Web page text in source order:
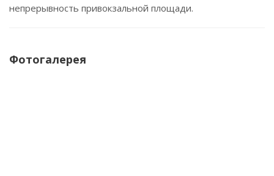
непрерывность привокзальной площади.
Фотогалерея